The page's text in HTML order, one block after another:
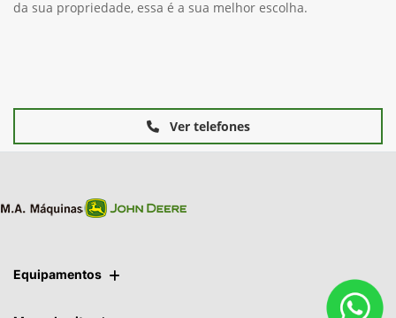
da sua propriedade, essa é a sua melhor escolha.
Ver telefones
Equipamentos